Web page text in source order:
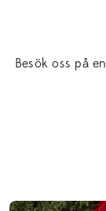
Besök oss på